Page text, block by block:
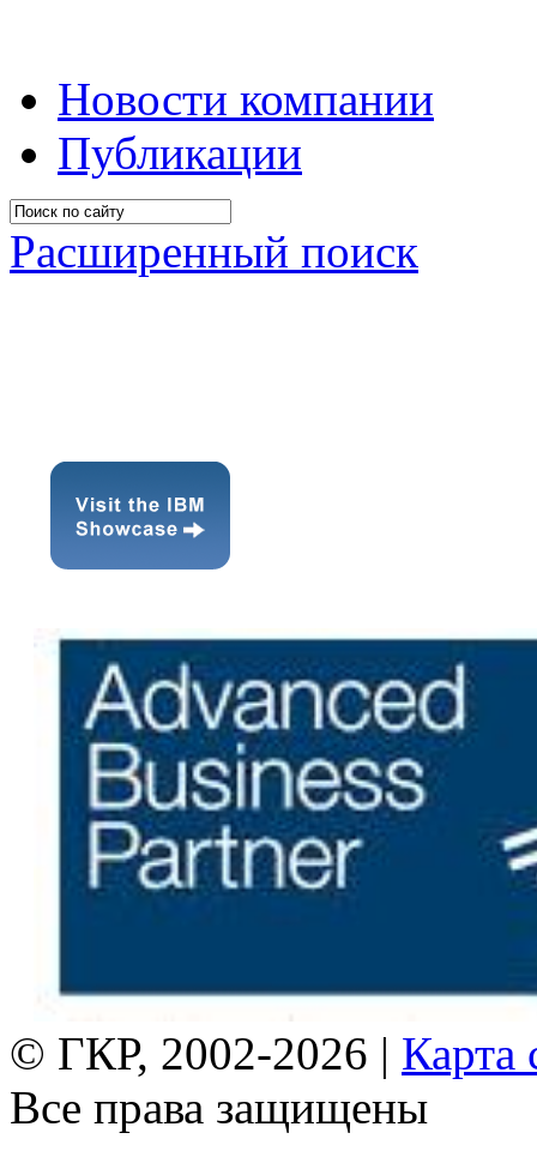
Новости компании
Публикации
Расширенный поиск
© ГКР, 2002-2026 | Карта
Все права защищены